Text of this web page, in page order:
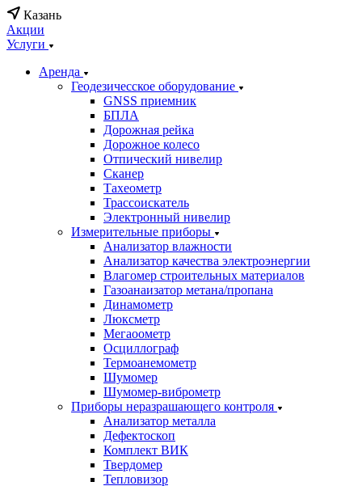
Казань
Акции
Услуги
Аренда
Геодезичесское оборудование
GNSS приемник
БПЛА
Дорожная рейка
Дорожное колесо
Отпический нивелир
Сканер
Тахеометр
Трассоискатель
Электронный нивелир
Измерительные приборы
Анализатор влажности
Анализатор качества электроэнергии
Влагомер строительных материалов
Газоанаизатор метана/пропана
Динамометр
Люксметр
Мегаоометр
Осциллограф
Термоанемометр
Шумомер
Шумомер-виброметр
Приборы неразрашающего контроля
Анализатор металла
Дефектоскоп
Комплект ВИК
Твердомер
Тепловизор